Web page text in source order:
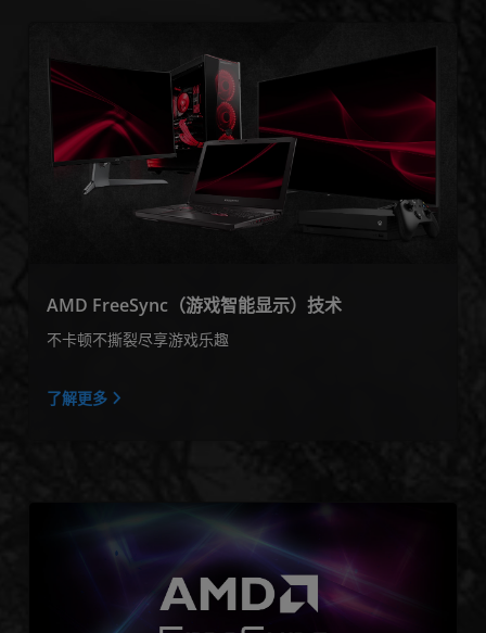
AMD FreeSync（游戏智能显示）技术
不卡顿不撕裂尽享游戏乐趣
了解更多